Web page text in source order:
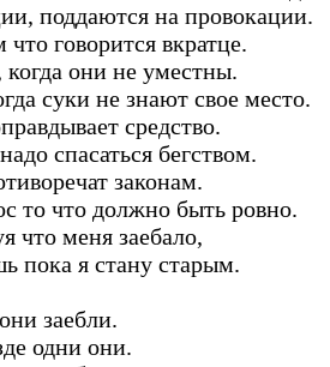
поддаются на провокации.
что говорится вкратце.
они не уместны.
суки не знают свое место.
средство.
спасаться бегством.
законам.
то что должно быть ровно.
что меня заебало,
пока я стану старым.
заебли.
одни они.